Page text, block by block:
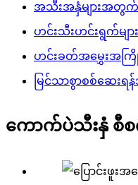
အသီးအနှံများအတွ
ဟင်းသီးဟင်းရွက်မ
ဟင်းခတ်အမွှေးအက
မြင်သာစွာစစ်ဆေး
ကောက်ပဲသီးနှံ စီ